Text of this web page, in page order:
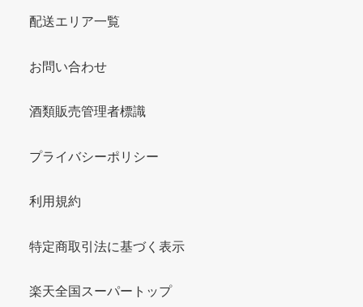
配送エリア一覧
お問い合わせ
酒類販売管理者標識
プライバシーポリシー
利用規約
特定商取引法に基づく表示
楽天全国スーパートップ